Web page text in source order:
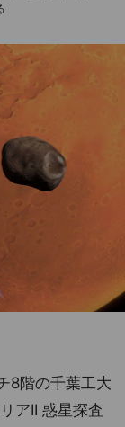
8階の千葉工大
アII 惑星探査